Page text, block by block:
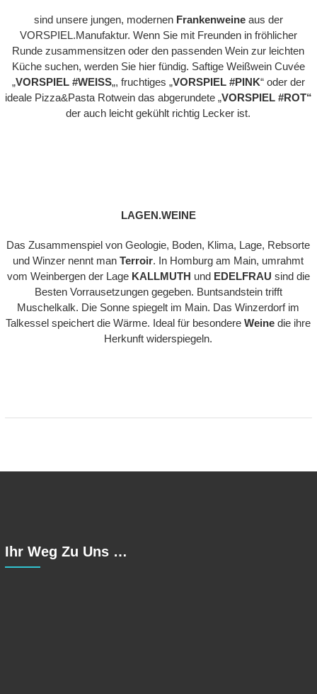
sind unsere jungen, modernen Frankenweineaus der
VORSPIEL.Manufaktur. Wenn Sie mit Freunden in fröhlicher
Runde zusammensitzen oder den passenden Wein zur leichten
Küche suchen, werden Sie hier fündig. Saftige Weißwein Cuvée
„VORSPIEL #WEISS„, fruchtiges „VORSPIEL #PINK“ oder der
ideale Pizza&Pasta Rotwein das abgerundete „VORSPIEL #ROT“
der auch leicht gekühlt richtig Lecker ist.
LAGEN.WEINE
Das Zusammenspiel von Geologie, Boden, Klima, Lage, Rebsorte
und Winzer nennt manTerroir. In Homburg am Main, umrahmt
vom Weinbergen der Lage KALLMUTH und EDELFRAU sind die
Besten Vorrausetzungen gegeben. Buntsandstein trifft
Muschelkalk. Die Sonne spiegelt im Main. Das Winzerdorf im
Talkessel speichert die Wärme. Ideal für besondereWeinedie ihre
Herkunft widerspiegeln.
Ihr Weg Zu Uns …